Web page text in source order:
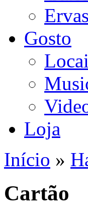
Gosto
Loja
Está aqui
Início »
Cartão